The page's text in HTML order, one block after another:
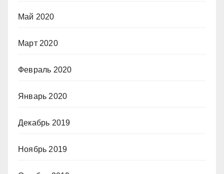
Май 2020
Март 2020
Февраль 2020
Январь 2020
Декабрь 2019
Ноябрь 2019